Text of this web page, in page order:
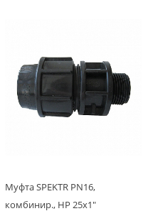
Муфта SPEKTR PN16,
комбинир., НР 25x1"